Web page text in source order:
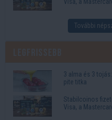
További
3 alma és 3
pite titka
Stabilcoinos
Visa, a